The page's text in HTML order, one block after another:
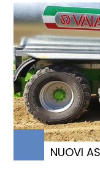
NUOVI